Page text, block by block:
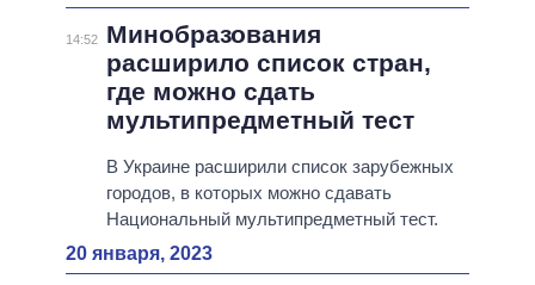
14:52
Минобразования
расширило список стран,
где можно сдать
мультипредметный тест
В Украине расширили список зарубежных
городов, в которых можно сдавать
Национальный мультипредметный тест.
20 января, 2023